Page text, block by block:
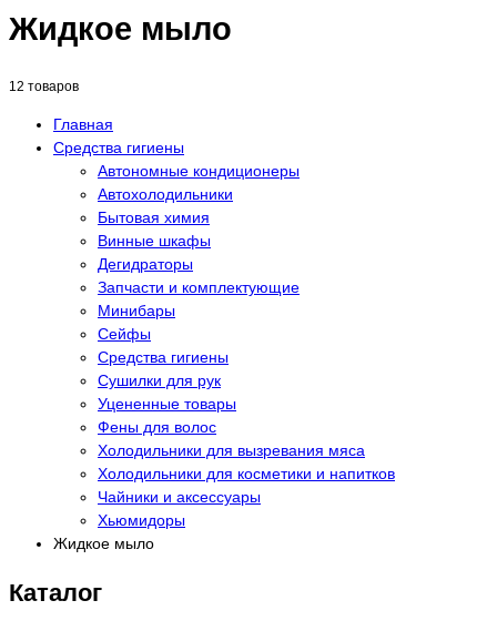
Жидкое мыло
12 товаров
Главная
Средства гигиены
Автономные кондиционеры
Автохолодильники
Бытовая химия
Винные шкафы
Дегидраторы
Запчасти и комплектующие
Минибары
Сейфы
Средства гигиены
Сушилки для рук
Уцененные товары
Фены для волос
Холодильники для вызревания мяса
Холодильники для косметики и напитков
Чайники и аксессуары
Хьюмидоры
Жидкое мыло
Каталог